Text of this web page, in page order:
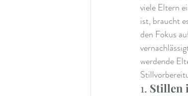
viele Eltern
ist, braucht
den Fokus
werdende
1. Stillen